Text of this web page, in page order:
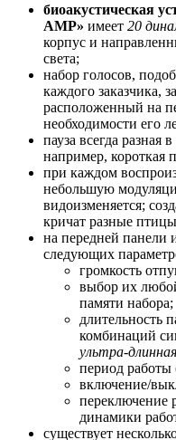
биоакустическая
AMP» имеет 20
корпус и
света;
набор голосов,
каждого заказчика,
расположенный на
необходимости его
пауза всегда разная
например, короткая
при каждом
небольшую
видоизменяется;
кричат разные
на передней панели
следующих
громкость
выбор их
памяти набора;
длительность
комбинаций
ультра-длинная
период работы
включение/
переключение
динамики
существует